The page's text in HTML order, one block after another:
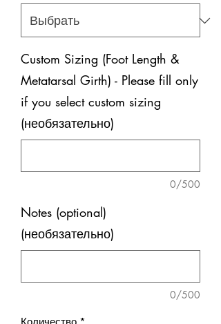
Custom Sizing (Foot Length &
Metatarsal Girth) - Please fill only
if you select custom sizing
(необязательно)
0/500
Notes (optional)
(необязательно)
0/500